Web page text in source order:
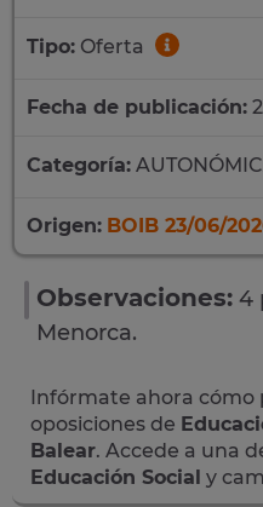
Tipo: Oferta
Fecha de publicación:
Categoría:
Origen: BOIB 23/06/
Observaciones: 4
Menorca.
Infórmate ahora cómo
oposiciones de
Balear. Accede a una
Educación Social y